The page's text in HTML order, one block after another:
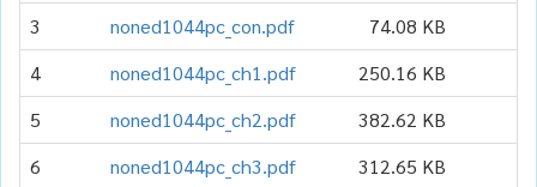
3
noned1044pc_con.pdf
74.08 KB
4
noned1044pc_ch1.pdf
250.16 KB
5
noned1044pc_ch2.pdf
382.62 KB
6
noned1044pc_ch3.pdf
312.65 KB